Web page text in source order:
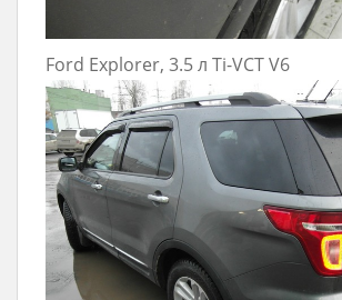
Ford Explorer, 3.5 л Ti-VCT V6